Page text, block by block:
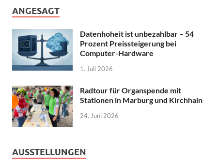
ANGESAGT
Datenhoheit ist unbezahlbar – 54
Prozent Preissteigerung bei
Computer-Hardware
1. Juli 2026
Radtour für Organspende mit
Stationen in Marburg und Kirchhain
24. Juni 2026
AUSSTELLUNGEN